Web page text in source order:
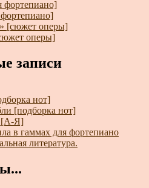
фортепиано]
оперы]
оперы]
записи
нот]
[подборка нот]
[А-Я]
в гаммах для фортепиано
литература.